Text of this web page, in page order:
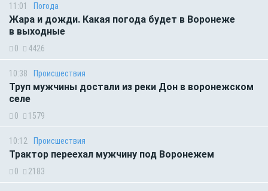
11:01 Погода
Жара и дожди. Какая погода будет в Воронеже
в выходные
0 4426
10:38 Происшествия
Труп мужчины достали из реки Дон в воронежском
селе
0 1579
10:12 Происшествия
Трактор переехал мужчину под Воронежем
0 2183